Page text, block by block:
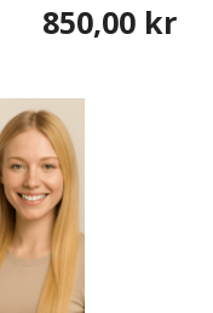
850,00 kr